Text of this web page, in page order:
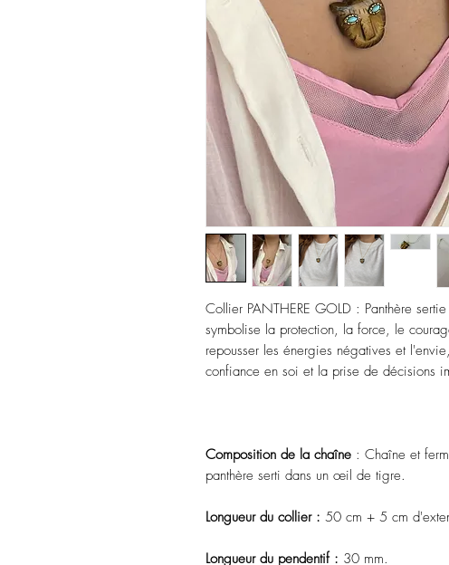
Collier PANTHERE GOLD : Panthère
symbolise la protection, la force, le
repousser les énergies négatives et
confiance en soi et la prise de décisions
Composition de la chaîne : Chaîne et
panthère serti dans un œil de tigre.
Longueur du collier : 50 cm + 5 cm
Longueur du pendentif : 30 mm.